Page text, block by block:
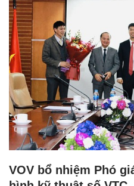
VOV bổ nhiệm Phó